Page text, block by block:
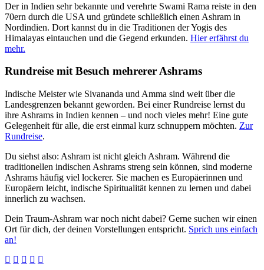
Der in Indien sehr bekannte und verehrte Swami Rama reiste in den
70ern durch die USA und gründete schließlich einen Ashram in
Nordindien. Dort kannst du in die Traditionen der Yogis des
Himalayas eintauchen und die Gegend erkunden. Hier erfährst du
mehr.
Rundreise mit Besuch mehrerer Ashrams
Indische Meister wie Sivananda und Amma sind weit über die
Landesgrenzen bekannt geworden. Bei einer Rundreise lernst du
ihre Ashrams in Indien kennen – und noch vieles mehr! Eine gute
Gelegenheit für alle, die erst einmal kurz schnuppern möchten. Zur
Rundreise.
Du siehst also: Ashram ist nicht gleich Ashram. Während die
traditionellen indischen Ashrams streng sein können, sind moderne
Ashrams häufig viel lockerer. Sie machen es Europäerinnen und
Europäern leicht, indische Spiritualität kennen zu lernen und dabei
innerlich zu wachsen.
Dein Traum-Ashram war noch nicht dabei? Gerne suchen wir einen
Ort für dich, der deinen Vorstellungen entspricht. Sprich uns einfach
an!